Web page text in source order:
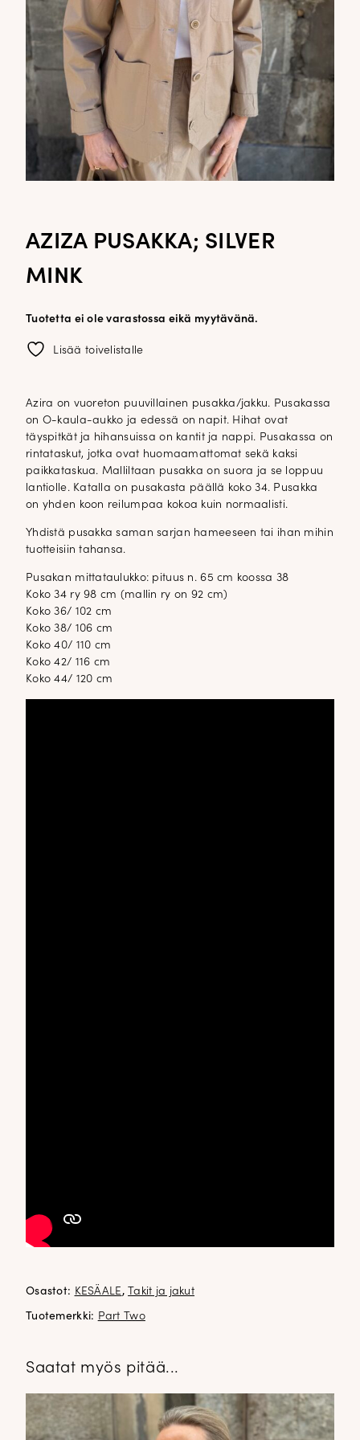
AZIZA PUSAKKA; SILVER
MINK
Tuotetta ei ole varastossa eikä myytävänä.
Lisää toivelistalle
Azira on vuoreton puuvillainen pusakka/jakku. Pusakassa
on O-kaula-aukko ja edessä on napit. Hihat ovat
täyspitkät ja hihansuissa on kantit ja nappi. Pusakassa on
rintataskut, jotka ovat huomaamattomat sekä kaksi
paikkataskua. Malliltaan pusakka on suora ja se loppuu
lantiolle. Katalla on pusakasta päällä koko 34. Pusakka
on yhden koon reilumpaa kokoa kuin normaalisti.
Yhdistä pusakka saman sarjan hameeseen tai ihan mihin
tuotteisiin tahansa.
Pusakan mittataulukko: pituus n. 65 cm koossa 38
Koko 34 ry 98 cm (mallin ry on 92 cm)
Koko 36/ 102 cm
Koko 38/ 106 cm
Koko 40/ 110 cm
Koko 42/ 116 cm
Koko 44/ 120 cm
Osastot: KESÄALE, Takit ja jakut
Tuotemerkki: Part Two
Saatat myös pitää...